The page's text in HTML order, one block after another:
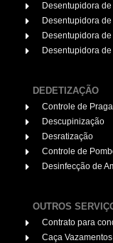
Desentupidora
Desentupidora
Desentupidora
Desentupidora
DEDETIZAÇÃO
Controle de
Descupinização
Desratização
Controle de
Desinfecção de
OUTROS
Contrato para
Caça Vazamentos